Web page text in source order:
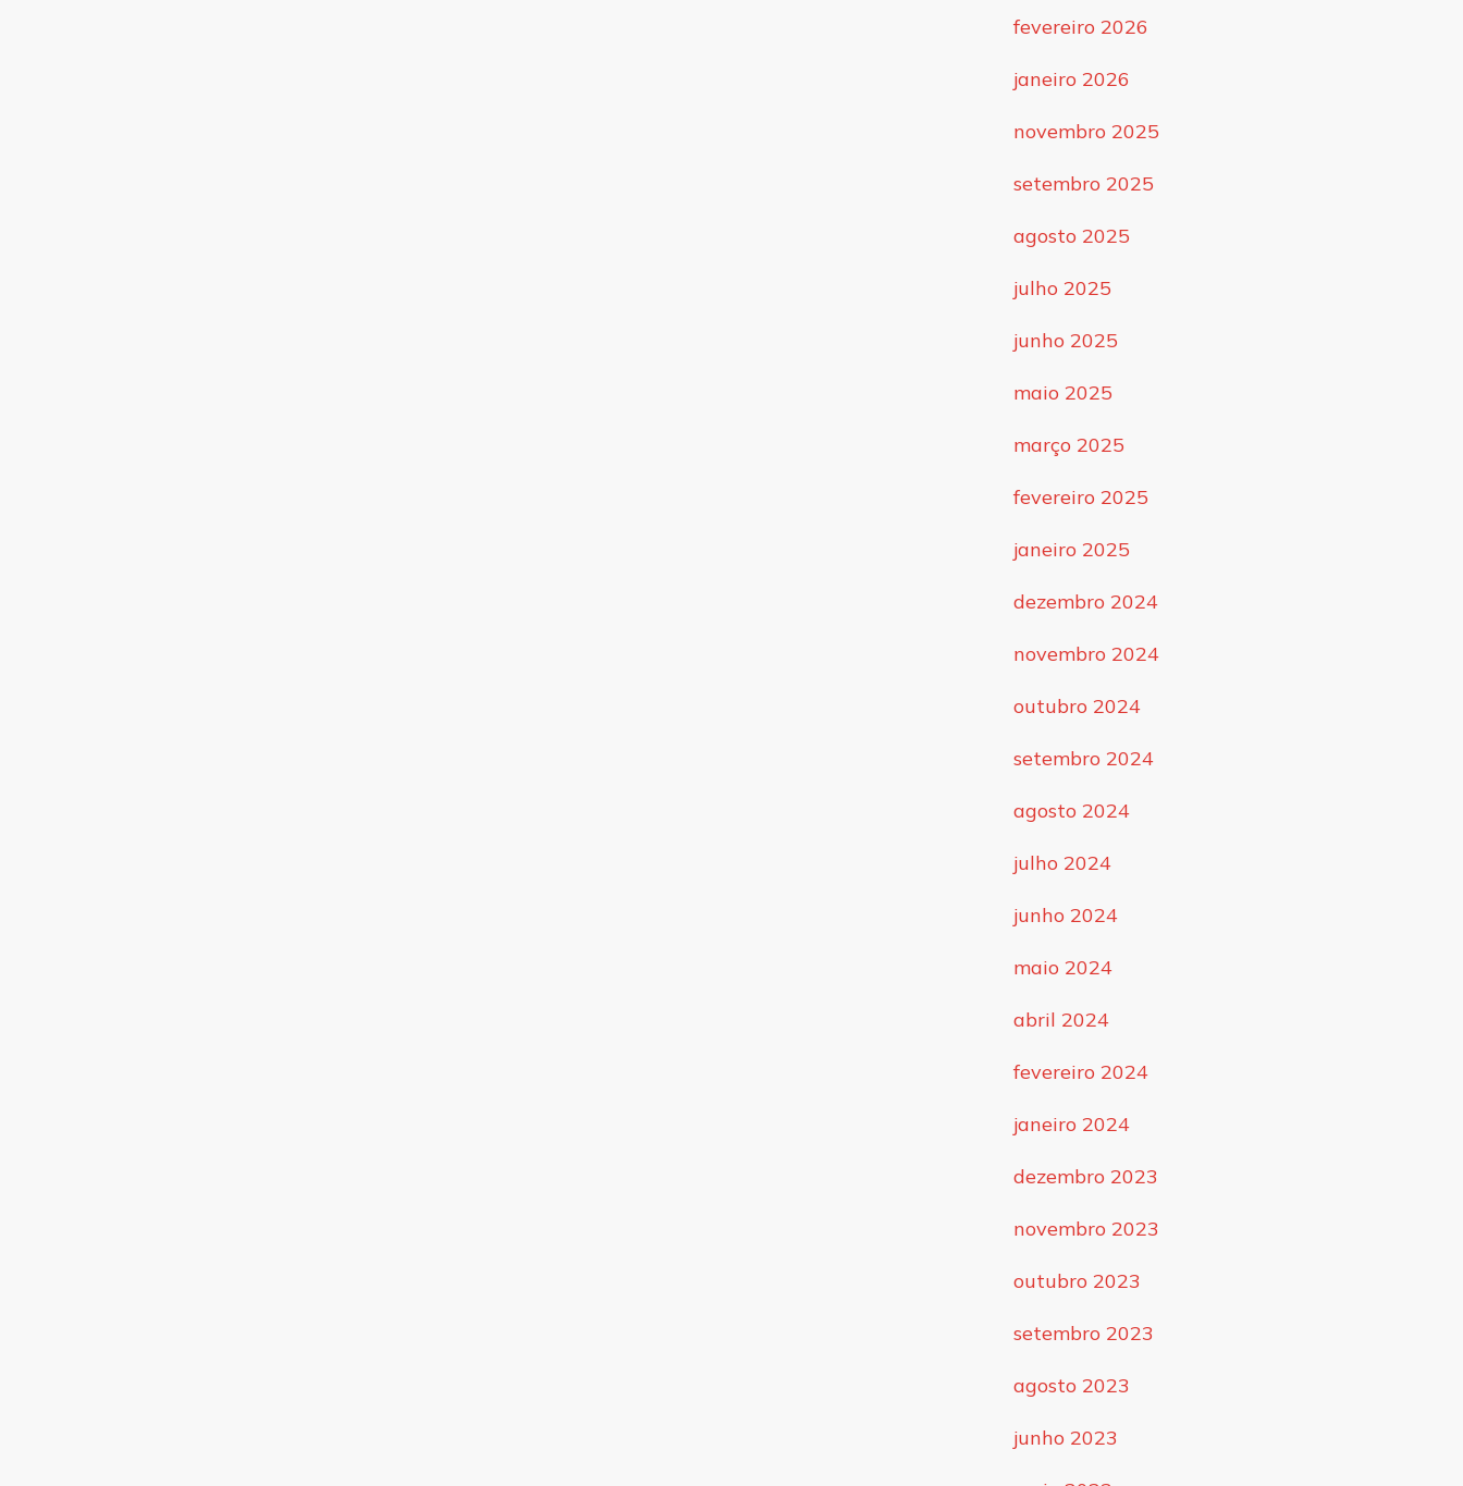
fevereiro 2026
janeiro 2026
novembro 2025
setembro 2025
agosto 2025
julho 2025
junho 2025
maio 2025
março 2025
fevereiro 2025
janeiro 2025
dezembro 2024
novembro 2024
outubro 2024
setembro 2024
agosto 2024
julho 2024
junho 2024
maio 2024
abril 2024
fevereiro 2024
janeiro 2024
dezembro 2023
novembro 2023
outubro 2023
setembro 2023
agosto 2023
junho 2023